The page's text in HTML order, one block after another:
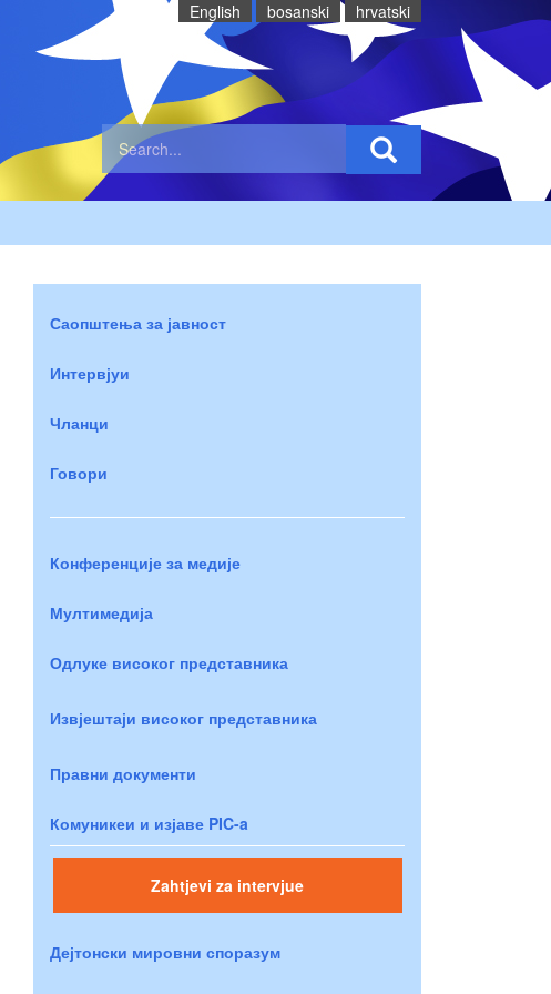
English bosanski hrvatski
Саопштења за јавност
Интервјуи
Чланци
Говори
Конференције за медије
Мултимедија
Одлуке високог представника
Извјештаји високог представника
Правни документи
Комуникеи и изјаве PIC-a
Zahtjevi za intervjue
Дејтонски мировни споразум